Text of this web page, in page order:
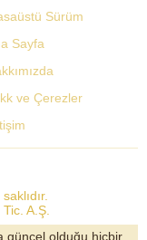
Sürüm
Sayfa
ve Çerezler
A.Ş.
güncel olduğu hiçbir